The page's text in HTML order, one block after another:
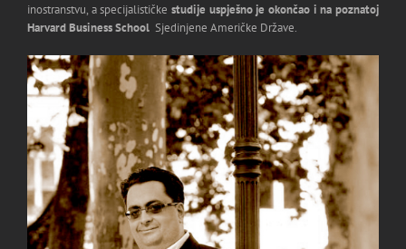
inostranstvu, a specijalističke studije uspješno je okončao i na poznatoj
Harvard Business School Sjedinjene Američke Države.